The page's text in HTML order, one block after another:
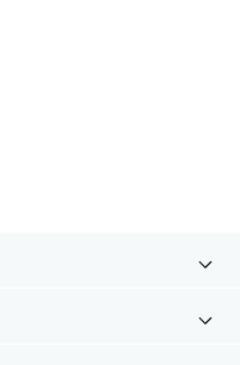
из природного камня в